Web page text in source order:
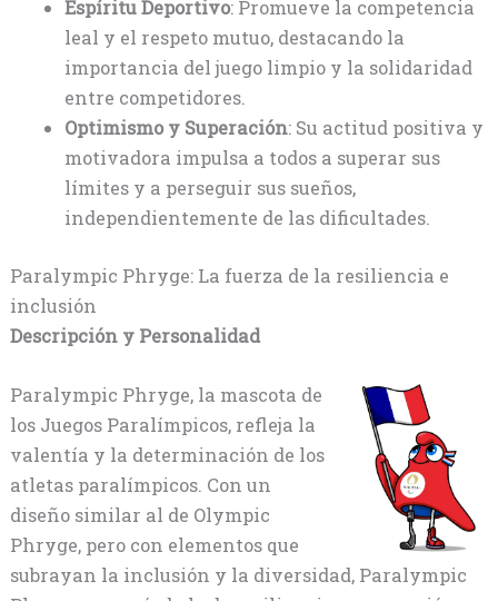
Espíritu Deportivo: Promueve la competencia
leal y el respeto mutuo, destacando la
importancia del juego limpio y la solidaridad
entre competidores.
Optimismo y Superación: Su actitud positiva y
motivadora impulsa a todos a superar sus
límites y a perseguir sus sueños,
independientemente de las dificultades.
Paralympic Phryge: La fuerza de la resiliencia e
inclusión
Descripción y Personalidad
Paralympic Phryge, la mascota de
los Juegos Paralímpicos, refleja la
valentía y la determinación de los
atletas paralímpicos. Con un
diseño similar al de Olympic
Phryge, pero con elementos que
subrayan la inclusión y la diversidad, Paralympic